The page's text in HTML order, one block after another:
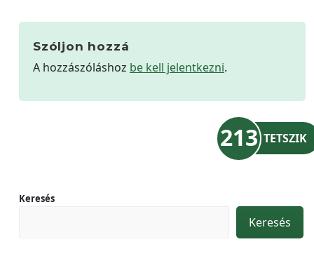
Szóljon hozzá
A hozzászóláshoz be kell jelentkezni.
213 TETSZIK
Keresés
Keresés